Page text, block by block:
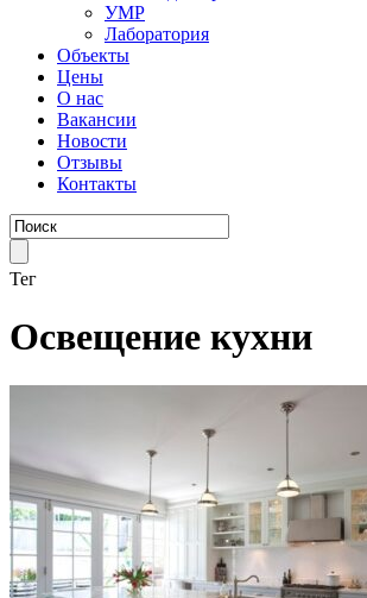
УМР
Лаборатория
Объекты
Цены
О нас
Вакансии
Новости
Отзывы
Контакты
Тег
Освещение кухни